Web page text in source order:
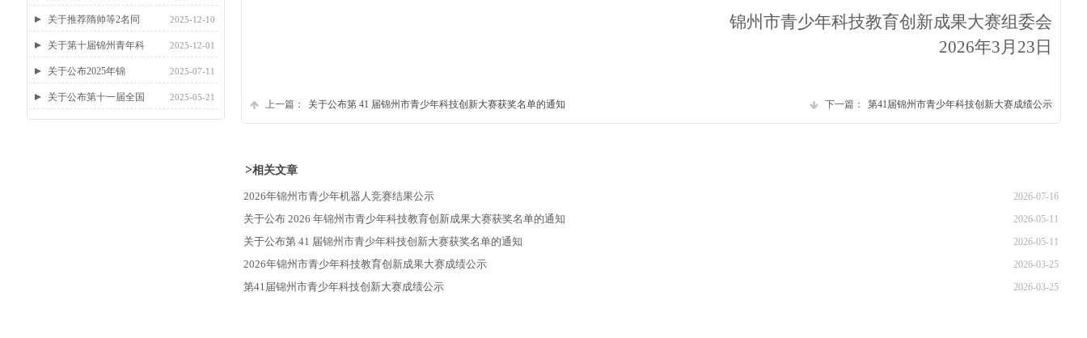
关于推荐隋帅等2名同 2025-12-10
关于第十届锦州青年科 2025-12-01
关于公布2025年锦 2025-07-11
关于公布第十一届全国 2025-05-21
锦州市青少年科技教育创新成果大赛组委会
2026年3月23日
上一篇： 关于公布第 41 届锦州市青少年科技创新大赛获奖名单的通知 下一篇： 第41届锦州市青少年科技创新大赛成绩公示
>相关文章
2026年锦州市青少年机器人竞赛结果公示 2026-07-16
关于公布 2026 年锦州市青少年科技教育创新成果大赛获奖名单的通知 2026-05-11
关于公布第 41 届锦州市青少年科技创新大赛获奖名单的通知 2026-05-11
2026年锦州市青少年科技教育创新成果大赛成绩公示 2026-03-25
第41届锦州市青少年科技创新大赛成绩公示 2026-03-25